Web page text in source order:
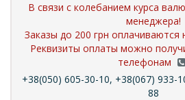
В связи с колебанием курса
менеджера!
Заказы до 200 грн оплачиваются
Реквизиты оплаты можно
телефонам
+38(050) 605-30-10, +38(067) 933-
88